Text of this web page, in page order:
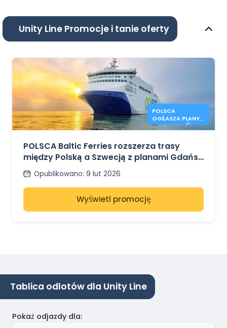
Unity Line Promocje i tanie oferty
POLSCA
OGŁASZA PLANY
TRASY GDAŃSK –
POLSCA Baltic Ferries rozszerza trasy
między Polską a Szwecją z planami Gdańsk
– Karlshamn
Opublikowano: 9 lut 2026
Wyświetl promocję
Tablica odlotów dla Unity Line
Pokaż odjazdy dla: